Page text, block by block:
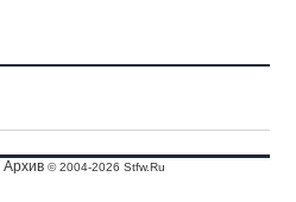
|Архив © 2004-2026 Stfw.Ru